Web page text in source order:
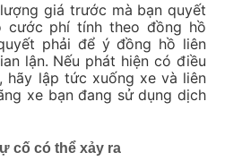
giá trước mà bạn quyết
cước phí tính theo đồng hồ
phải để ý đồng hồ liên
lận. Nếu phát hiện có điều
hãy lập tức xuống xe và liên
xe bạn đang sử dụng dịch
cố có thể xảy ra